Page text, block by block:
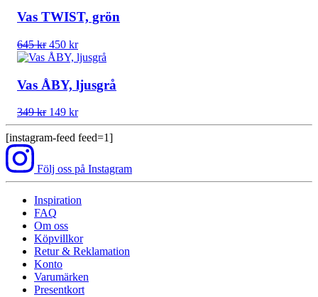
Vas TWIST, grön
645kr Det
ursprungliga
var:
645 kr.
450 krDet
nuvarande
är:
450 kr.
Vas ÅBY, ljusgrå
349kr Det
ursprungliga
priset
349 kr.
149 krDet
nuvarande
priset
149 kr.
[instagram-feed feed=1]
Följ oss på Instagram
Inspiration
FAQ
Om oss
Köpvillkor
Retur & Reklamation
Konto
Varumärken
Presentkort